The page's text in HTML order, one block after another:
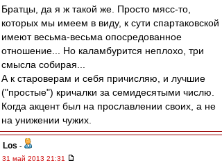
Братцы, да я ж такой же. Просто мясс-то,
которых мы имеем в виду, к сути спартаковской
имеют весьма-весьма опосредованное
отношение... Но каламбурится неплохо, три
смысла собирая...
А к староверам и себя причисляю, и лучшие
("простые") кричалки за семидесятыми числю.
Когда акцент был на прославлении своих, а не
на унижении чужих.
Los -
31 май 2013 21:31